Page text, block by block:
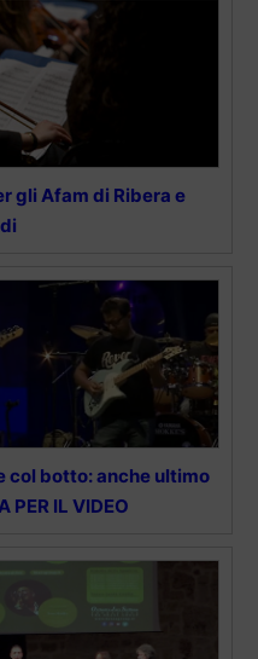
gli Afam di Ribera e
col botto: anche ultimo
IL VIDEO